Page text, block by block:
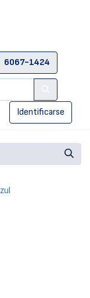
6067-1424
Identificarse